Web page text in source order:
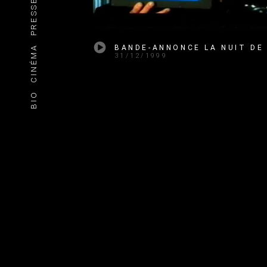
BIO
CINÉMA
PRESSE
31/12/1999